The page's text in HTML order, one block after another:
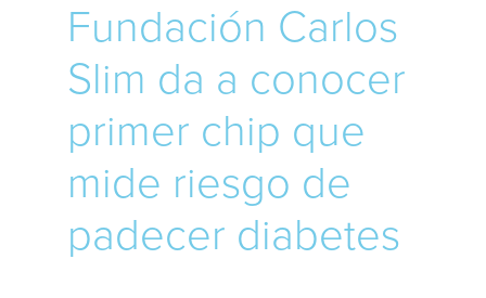
Fundación Carlos
Slim da a conocer
primer chip que
mide riesgo de
padecer diabetes